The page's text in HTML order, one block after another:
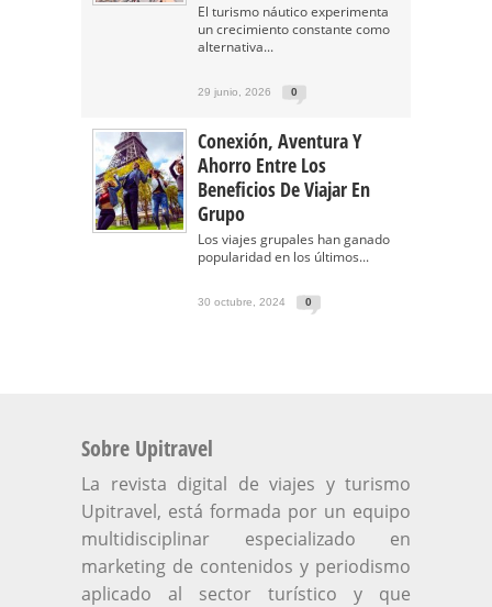
El turismo náutico experimenta
un crecimiento constante como
alternativa...
29 junio, 2026 0
Conexión, Aventura Y
Ahorro Entre Los
Beneficios De Viajar En
Grupo
Los viajes grupales han ganado
popularidad en los últimos...
30 octubre, 2024 0
Sobre Upitravel
La revista digital de viajes y turismo
Upitravel, está formada por un equipo
multidisciplinar especializado en
marketing de contenidos y periodismo
aplicado al sector turístico y que